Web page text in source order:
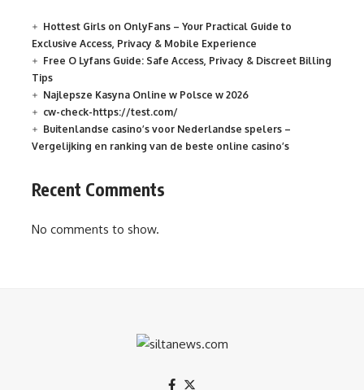
Hottest Girls on OnlyFans – Your Practical Guide to
Exclusive Access, Privacy & Mobile Experience
Free O Lyfans Guide: Safe Access, Privacy & Discreet Billing
Tips
Najlepsze Kasyna Online w Polsce w 2026
cw-check-https://test.com/
Buitenlandse casino’s voor Nederlandse spelers –
Vergelijking en ranking van de beste online casino’s
Recent Comments
No comments to show.